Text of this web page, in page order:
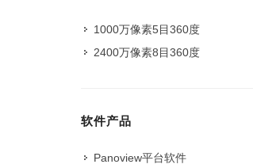
1000万像素5目360度
2400万像素8目360度
软件产品
Panoview平台软件